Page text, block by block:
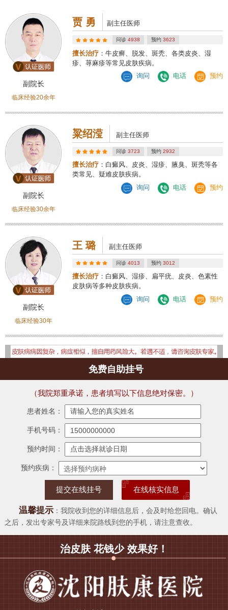
副院长
临床经验20余年
贾 勇 副主任医师
问诊4938 预约 3623
擅长治疗 ：牛皮癣、脱发、斑秃、各类皮炎、湿
疹、荨麻疹等常见皮肤疾病。
询问
电话 预约
副院长
临床经验30余年
粱绍滢 副主任医师
问诊3723 预约 2932
擅长治疗 ：白癜风、皮炎、湿疹、腋臭、斑秃等各
类常见、疑难皮肤疾病。
询问
电话 预约
副院长
临床经验30年
王 璐 副主任医师
问诊4013 预约 3012
擅长治疗 ：白癜风、湿疹、扁平疣、皮炎、色素性
皮肤病等多种皮肤疾病。
询问
电话 预约
免费自助挂号
（我院郑重承诺，患者填写以下信息绝对保密。）
患者姓名：
手机号码：
预约时间：
预约疾病：
在线核实信息
温馨提示：我院收到您的详细信息后，会及时给您回电。确认
之后，发出专家号及详细来院路线到您的手机，请注意查收。
治皮肤 花钱少 效果好！